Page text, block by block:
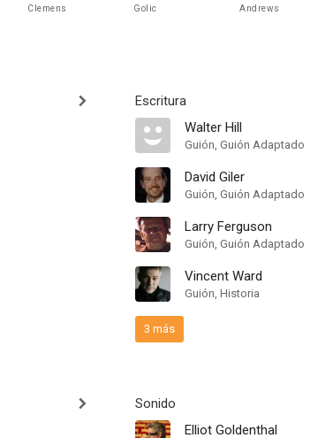
Clemens Golic Andrews
Escritura
Walter Hill
Guión, Guión Adaptado
David Giler
Guión, Guión Adaptado
Larry Ferguson
Guión, Guión Adaptado
Vincent Ward
Guión, Historia
3 más
Sonido
Elliot Goldenthal